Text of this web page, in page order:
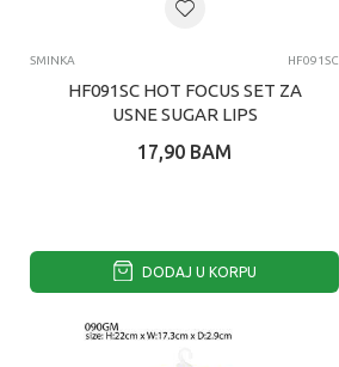
SMINKA HF091SC
HF091SC HOT FOCUS SET ZA
USNE SUGAR LIPS
17,90 BAM
DODAJ U KORPU